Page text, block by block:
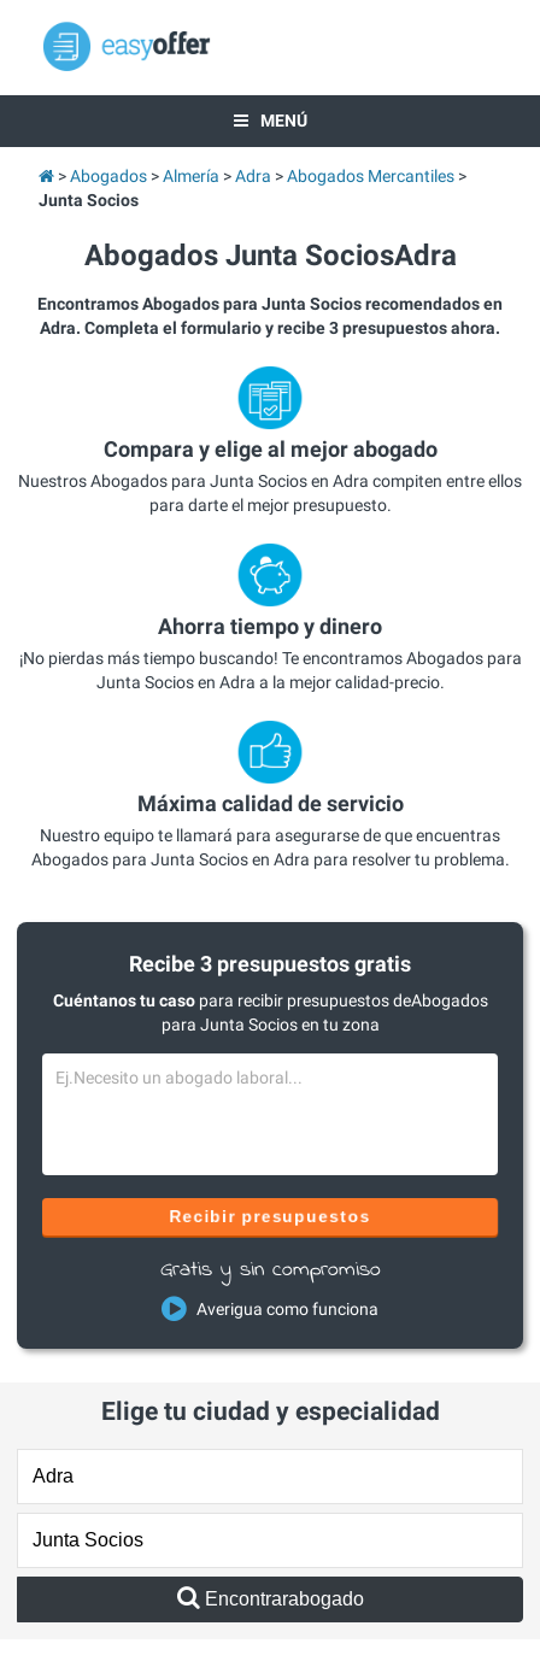
MENÚ
Abogados Almería Adra
Abogados Mercantiles
Junta Socios
Abogados Junta SociosAdra
Encontramos Abogados para Junta Socios recomendados en
Adra. Completa el formulario y recibe 3 presupuestos ahora.
Compara y elige al mejor abogado
Nuestros Abogados para Junta Socios en Adra compiten entre ellos
para darte el mejor presupuesto.
Ahorra tiempo y dinero
¡No pierdas más tiempo buscando! Te encontramos Abogados para
Junta Socios en Adra a la mejor calidad-precio.
Máxima calidad de servicio
Nuestro equipo te llamará para asegurarse de que encuentras
Abogados para Junta Socios en Adra para resolver tu problema.
Recibe 3 presupuestos gratis
Cuéntanos tu casopara recibir presupuestos deAbogados
para Junta Socios en tu zona
Recibir presupuestos
Gratis y sin compromiso
Averigua como funciona
Elige tu ciudad y especialidad
Encontrarabogado